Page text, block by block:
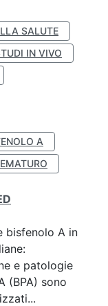
SALUTE
IN VIVO
A
bisfenolo A in
e patologie
(BPA) sono